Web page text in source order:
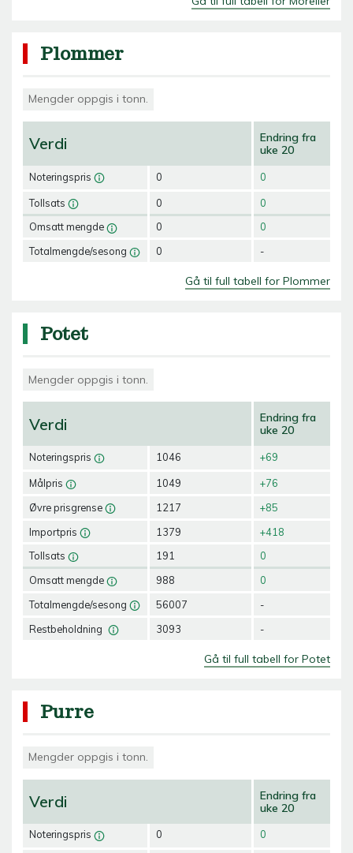
Plommer
Mengder oppgis i tonn.
Verdi
Noteringspris
Tollsats
Omsatt mengde
Totalmengde/sesong
0
0
0
0
Endring fra
uke 20
0
0
0
-
Gå til full tabell for Plommer
Potet
Mengder oppgis i tonn.
Verdi
Noteringspris
Målpris
Øvre prisgrense
Importpris
Tollsats
Omsatt mengde
Totalmengde/sesong
Restbeholdning
1046
1049
1217
1379
191
988
56007
3093
Endring fra
uke 20
+69
+76
+85
+418
0
0
-
-
Gå til full tabell for Potet
Purre
Mengder oppgis i tonn.
Verdi
Noteringspris 0
Endring fra
uke 20
0